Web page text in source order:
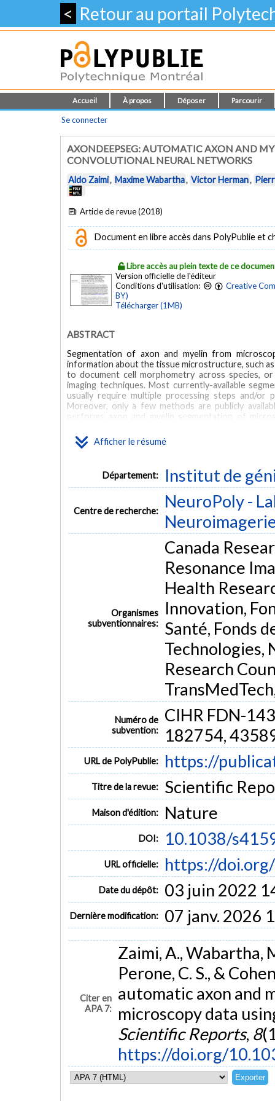
< Retour au portail
Accueil À propos Déposer Parcourir
Se connecter
AXONDEEPSEG: AUTOMATIC AXON AND
CONVOLUTIONAL NEURAL NETWORKS
Aldo Zaimi, Maxime Wabartha, Victor Herman,
Article de revue (2018)
Document en libre accès dans PolyPublie et
Libre accès au plein texte de ce
Version officielle de l'éditeur
Conditions d'utilisation:
Creative
BY)
Télécharger (1MB)
Afficher le résumé
ABSTRACT
Segmentation of axon and myelin from
information about the tissue microstructure, such
to document cell morphometry across species,
imaging techniques. Most currently-available
usually require multiple processing steps and/
Moreover, only a few methods are publicly
performs axon and myelin segmentation of
labelled data and (iii) two ready-to-use models
electron microscopy (TEM). Results show high
morphological metrics are extracted and
https://github.com/neuropoly/axondeepseg .
Axons/*metabolism Image
*Neural Networks, Computer
Département: Institut de
Centre de recherche:
NeuroPoly -
Organismes
subventionnaires:
Canada
Resonance
Health
Innovation,
Santé, Fonds
Technologies,
Research
Numéro de
subvention:
CIHR FDN-
182754,
URL de PolyPublie: https://
Titre de la revue: Scientific
Maison d'édition: Nature
DOI: 10.1038/
URL officielle: https://
Date du dépôt: 03 juin 2022
Dernière modification: 07 janv. 2026
Citer en
APA 7:
Zaimi, A., Wabartha,
Perone, C. S., &
automatic axon and
microscopy data
Scientific Reports, 8
https://doi.org/